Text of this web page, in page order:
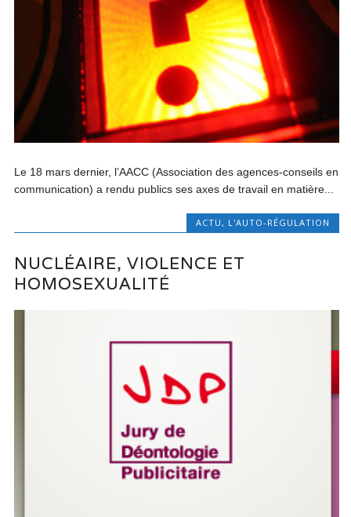
Le 18 mars dernier, l’AACC (Association des agences-conseils en
communication) a rendu publics ses axes de travail en matière...
ACTU , L'AUTO-RÉGULATION
NUCLÉAIRE, VIOLENCE ET
HOMOSEXUALITÉ